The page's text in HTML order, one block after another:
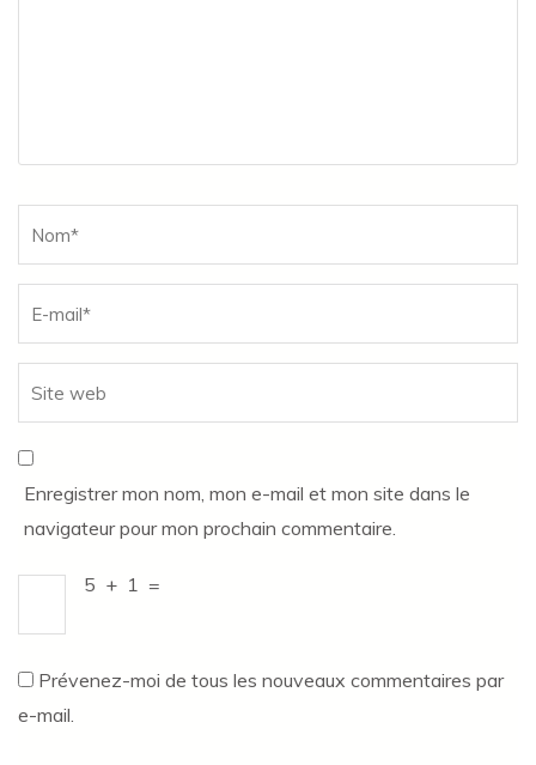
Enregistrer mon nom, mon e-mail et mon site dans le
navigateur pour mon prochain commentaire.
5 + 1 =
Prévenez-moi de tous les nouveaux commentaires par
e-mail.